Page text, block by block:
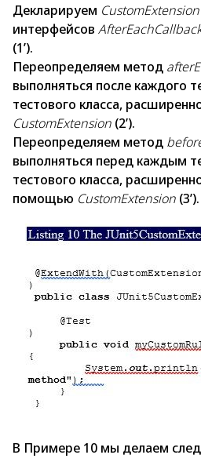
Декларируем CustomExtension
интерфейсов
(1’).
Переопределяем метод
выполняться после каждого
тестового класса,
CustomExtension (2’).
Переопределяем метод
выполняться перед каждым
тестового класса,
помощью CustomExtension (3’).
В Примере 10 мы делаем